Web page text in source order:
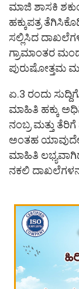
ಮಾಜಿ ಶಾಸಕಿ
ಹಕ್ಕುಪತ್ರ
ಸಲ್ಲಿಸಿದ
ಗ್ರಾಮಾಂತರ
ಪುರುಷೋತ್ತಮ
ಏ.3 ರಂದು
ಮಾಹಿತಿ ಹಕ್ಕು
ನಂಬ್ರ ಮತ್ತು
ಅಂತಹ
ಮಾಹಿತಿ
ನಕಲಿ